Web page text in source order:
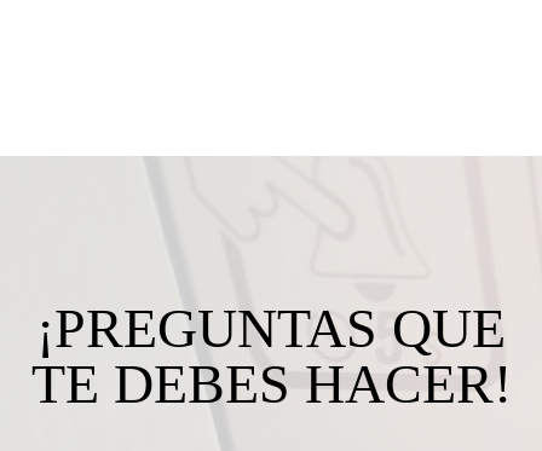
¡PREGUNTAS QUE
TE DEBES HACER!